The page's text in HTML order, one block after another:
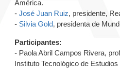
América.
- José Juan Ruiz, presidente,
- Silvia Gold, presidenta de
Participantes:
- Paola Abril Campos Rivera,
Instituto Tecnológico de